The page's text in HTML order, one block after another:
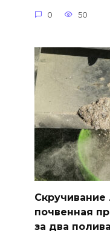
0 50
Скручивание
почвенная
за два полива